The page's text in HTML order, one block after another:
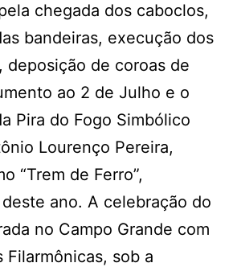
chegada dos caboclos,
bandeiras, execução dos
deposição de coroas de
ao 2 de Julho e o
Pira do Fogo Simbólico
Lourenço Pereira,
“Trem de Ferro”,
ano. A celebração do
no Campo Grande com
Filarmônicas, sob a